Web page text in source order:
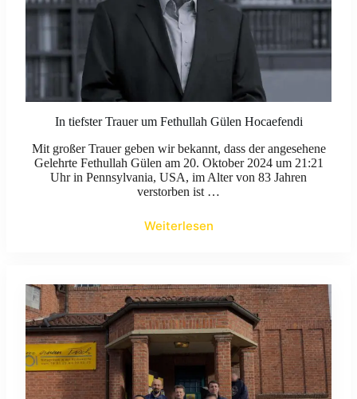
In tiefster Trauer um Fethullah Gülen Hocaefendi
Mit großer Trauer geben wir bekannt, dass der angesehene
Gelehrte Fethullah Gülen am 20. Oktober 2024 um 21:21
Uhr in Pennsylvania, USA, im Alter von 83 Jahren
verstorben ist …
Weiterlesen